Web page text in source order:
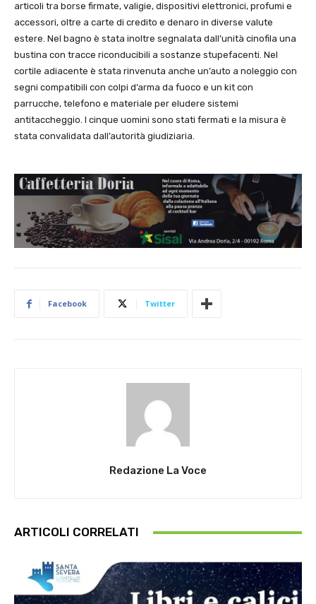
articoli tra borse firmate, valigie, dispositivi elettronici, profumi e
accessori, oltre a carte di credito e denaro in diverse valute
estere. Nel bagno è stata inoltre segnalata dall’unità cinofila una
bustina con tracce riconducibili a sostanze stupefacenti. Nel
cortile adiacente è stata rinvenuta anche un’auto a noleggio con
segni compatibili con colpi d’arma da fuoco e un kit con
parrucche, telefono e materiale per eludere sistemi
antitaccheggio. I cinque uomini sono stati fermati e la misura è
stata convalidata dall’autorità giudiziaria.
Facebook Twitter
Redazione La Voce
ARTICOLI CORRELATI